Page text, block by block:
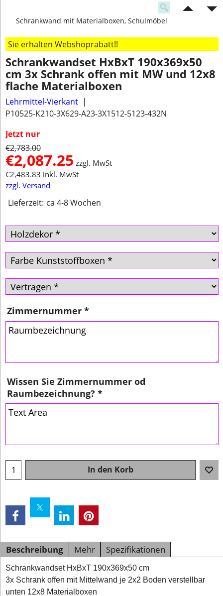
Schrankwand mit Materialboxen, Schulmöbel
Sie erhalten Webshoprabatt!!
Schrankwandset HxBxT 190x369x50
cm 3x Schrank offen mit MW und 12x8
flache Materialboxen
Lehrmittel-Vierkant
P10525-K210-3X629-A23-3X1512-5123-432N
Jetzt nur
€2,783.00
€2,087.25 zzgl. MwSt
€2,483.83 inkl. MwSt
zzgl. Versand
Lieferzeit: ca 4-8 Wochen
Zimmernummer *
Wissen Sie Zimmernummer od
Raumbezeichnung? *
In den Korb
Beschreibung Mehr Spezifikationen
Schrankwandset HxBxT 190x369x50 cm
3x Schrank offen mit Mittelwand je 2x2 Boden verstellbar
unten 12x8 Materialboxen